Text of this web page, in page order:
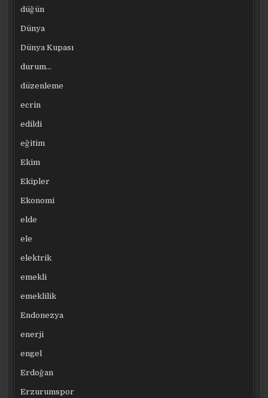
düğün
Dünya
Dünya Kupası
durum…
düzenleme
ecrin
edildi
eğitim
Ekim
Ekipler
Ekonomi
elde
ele
elektrik
emekli
emeklilik
Endonezya
enerji
engel
Erdoğan
Erzurumspor